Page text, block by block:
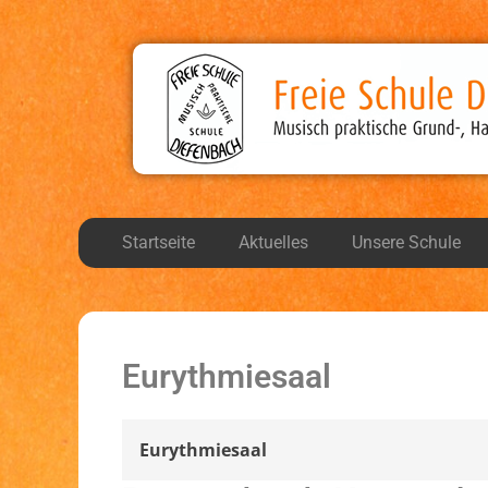
Freie Schule
Musisch, praktische Grund-, Haupt-, und
Startseite Aktuelles Unsere Schule
Eurythmiesaal
Eurythmiesaal